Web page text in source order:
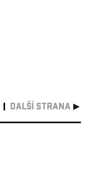
DALŠÍ STRANA